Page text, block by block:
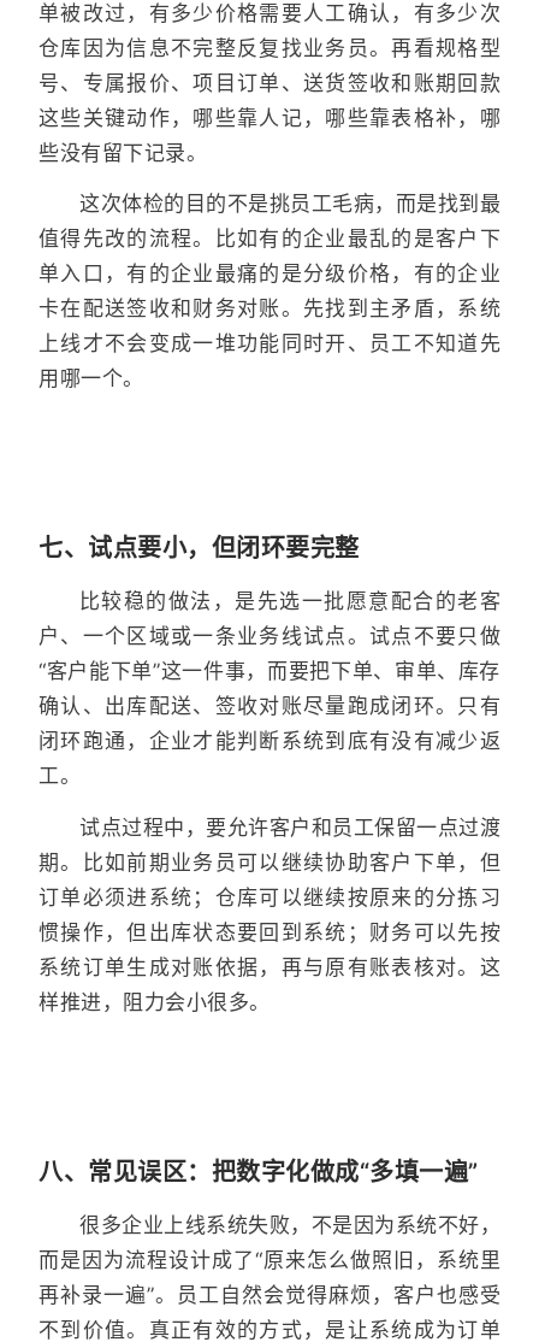
单被改过，有多少价格需要人工确认，有多少次
仓库因为信息不完整反复找业务员。再看规格型
号、专属报价、项目订单、送货签收和账期回款
这些关键动作，哪些靠人记，哪些靠表格补，哪
些没有留下记录。
这次体检的目的不是挑员工毛病，而是找到最
值得先改的流程。比如有的企业最乱的是客户下
单入口，有的企业最痛的是分级价格，有的企业
卡在配送签收和财务对账。先找到主矛盾，系统
上线才不会变成一堆功能同时开、员工不知道先
用哪一个。
七、试点要小，但闭环要完整
比较稳的做法，是先选一批愿意配合的老客
户、一个区域或一条业务线试点。试点不要只做
“客户能下单”这一件事，而要把下单、审单、库存
确认、出库配送、签收对账尽量跑成闭环。只有
闭环跑通，企业才能判断系统到底有没有减少返
工。
试点过程中，要允许客户和员工保留一点过渡
期。比如前期业务员可以继续协助客户下单，但
订单必须进系统；仓库可以继续按原来的分拣习
惯操作，但出库状态要回到系统；财务可以先按
系统订单生成对账依据，再与原有账表核对。这
样推进，阻力会小很多。
八、常见误区：把数字化做成“多填一遍”
很多企业上线系统失败，不是因为系统不好，
而是因为流程设计成了“原来怎么做照旧，系统里
再补录一遍”。员工自然会觉得麻烦，客户也感受
不到价值。真正有效的方式，是让系统成为订单